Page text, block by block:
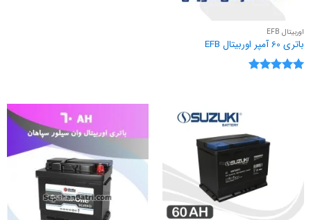
اوربیتال EFB
باتری 60 آمپر اوربیتال EFB